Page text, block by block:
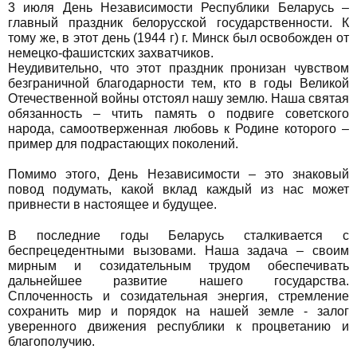
3 июля День Независимости Республики Беларусь –
главный праздник белорусской государственности. К
тому же, в этот день (1944 г) г. Минск был освобожден от
немецко-фашистских захватчиков.
Неудивительно, что этот праздник пронизан чувством
безграничной благодарности тем, кто в годы Великой
Отечественной войны отстоял нашу землю. Наша святая
обязанность – чтить память о подвиге советского
народа, самоотверженная любовь к Родине которого –
пример для подрастающих поколений.
Помимо этого, День Независимости – это знаковый
повод подумать, какой вклад каждый из нас может
привнести в настоящее и будущее.
В последние годы Беларусь сталкивается с
беспрецедентными вызовами. Наша задача – своим
мирным и созидательным трудом обеспечивать
дальнейшее развитие нашего государства.
Сплоченность и созидательная энергия, стремление
сохранить мир и порядок на нашей земле - залог
уверенного движения республики к процветанию и
благополучию.